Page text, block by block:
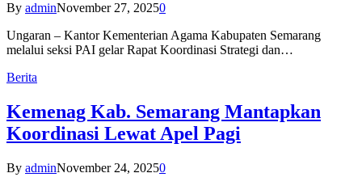
By adminNovember 27, 20250
Ungaran – Kantor Kementerian Agama Kabupaten Semarang
melalui seksi PAI gelar Rapat Koordinasi Strategi dan…
Berita
Kemenag Kab. Semarang Mantapkan
Koordinasi Lewat Apel Pagi
By adminNovember 24, 20250